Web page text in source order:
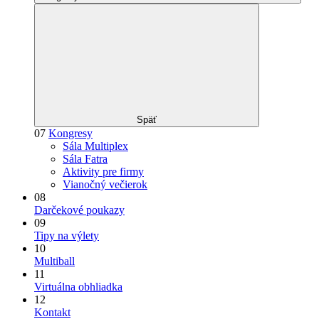
Späť
07 Kongresy
Sála Multiplex
Sála Fatra
Aktivity pre firmy
Vianočný večierok
08
Darčekové poukazy
09
Tipy na výlety
10
Multiball
11
Virtuálna obhliadka
12
Kontakt